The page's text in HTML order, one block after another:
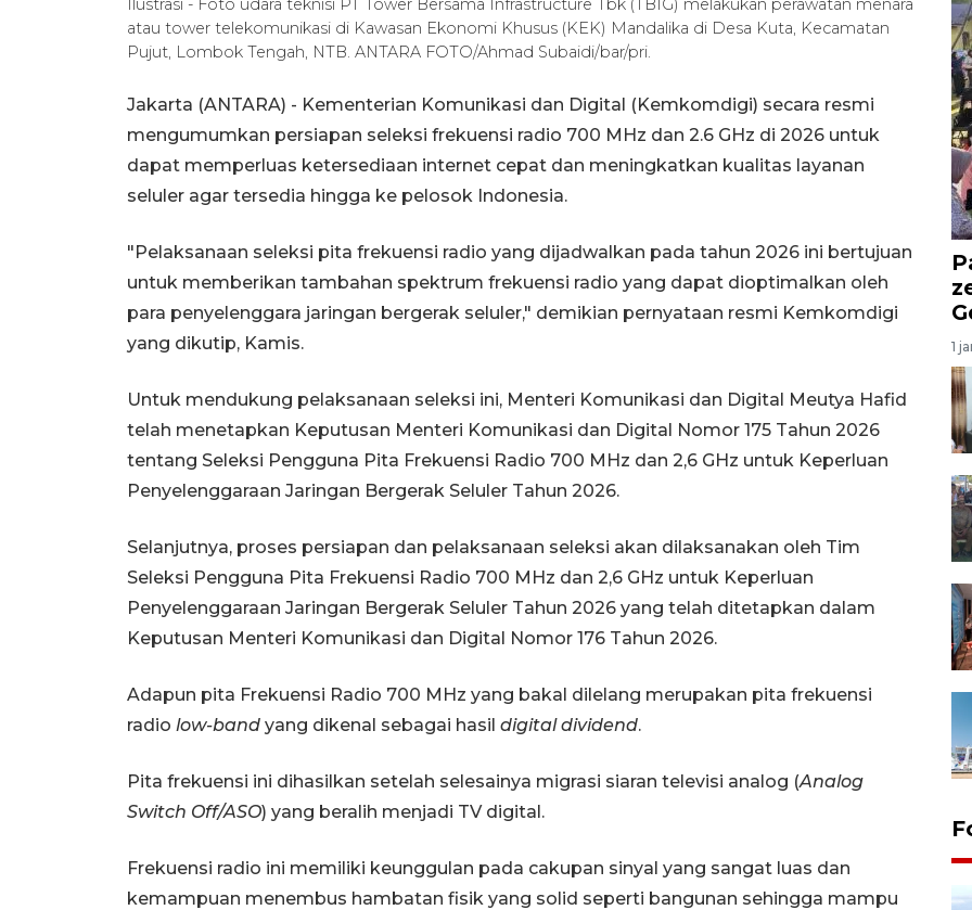
Ilustrasi - Foto udara teknisi PT Tower Bersama Infrastructure Tbk (TBIG) melakukan perawatan menara
atau tower telekomunikasi di Kawasan Ekonomi Khusus (KEK) Mandalika di Desa Kuta, Kecamatan
Pujut, Lombok Tengah, NTB. ANTARA FOTO/Ahmad Subaidi/bar/pri.
Jakarta (ANTARA) - Kementerian Komunikasi dan Digital (Kemkomdigi) secara resmi
mengumumkan persiapan seleksi frekuensi radio 700 MHz dan 2.6 GHz di 2026 untuk
dapat memperluas ketersediaan internet cepat dan meningkatkan kualitas layanan
seluler agar tersedia hingga ke pelosok Indonesia.
"Pelaksanaan seleksi pita frekuensi radio yang dijadwalkan pada tahun 2026 ini bertujuan
untuk memberikan tambahan spektrum frekuensi radio yang dapat dioptimalkan oleh
para penyelenggara jaringan bergerak seluler," demikian pernyataan resmi Kemkomdigi
yang dikutip, Kamis.
Untuk mendukung pelaksanaan seleksi ini, Menteri Komunikasi dan Digital Meutya Hafid
telah menetapkan Keputusan Menteri Komunikasi dan Digital Nomor 175 Tahun 2026
tentang Seleksi Pengguna Pita Frekuensi Radio 700 MHz dan 2,6 GHz untuk Keperluan
Penyelenggaraan Jaringan Bergerak Seluler Tahun 2026.
Selanjutnya, proses persiapan dan pelaksanaan seleksi akan dilaksanakan oleh Tim
Seleksi Pengguna Pita Frekuensi Radio 700 MHz dan 2,6 GHz untuk Keperluan
Penyelenggaraan Jaringan Bergerak Seluler Tahun 2026 yang telah ditetapkan dalam
Keputusan Menteri Komunikasi dan Digital Nomor 176 Tahun 2026.
Adapun pita Frekuensi Radio 700 MHz yang bakal dilelang merupakan pita frekuensi
radio low-band yang dikenal sebagai hasil digital dividend.
Pita frekuensi ini dihasilkan setelah selesainya migrasi siaran televisi analog (Analog
Switch Off/ASO) yang beralih menjadi TV digital.
Frekuensi radio ini memiliki keunggulan pada cakupan sinyal yang sangat luas dan
kemampuan menembus hambatan fisik yang solid seperti bangunan sehingga mampu
1